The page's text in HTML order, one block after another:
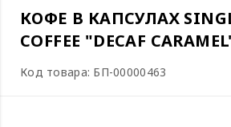
КОФЕ В КАПСУЛАХ
COFFEE "DECAF
Код товара: БП-00000463